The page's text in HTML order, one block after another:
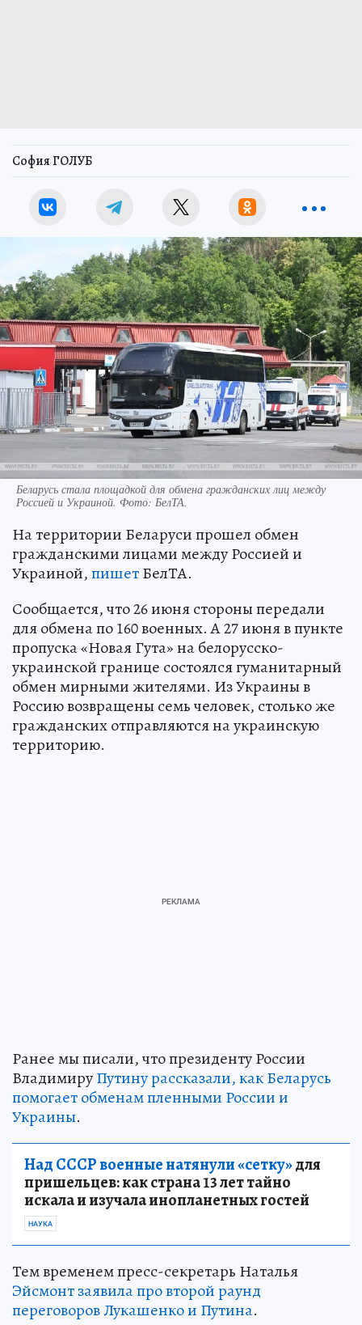
София ГОЛУБ
Беларусь стала площадкой для обмена гражданских лиц между
Россией и Украиной. Фото: БелТА.
На территории Беларуси прошел обмен
гражданскими лицами между Россией и
Украиной,пишетБелТА.
Сообщается, что 26 июня стороны передали
для обмена по 160 военных. А 27 июня в пункте
пропуска «Новая Гута» на белорусско-
украинской границе состоялся гуманитарный
обмен мирными жителями. Из Украины в
Россию возвращены семь человек, столько же
гражданских отправляются на украинскую
территорию.
Ранее мы писали, что президенту России
ВладимируПутину рассказали, как Беларусь
помогает обменам пленными России и
Украины.
Над СССР военные натянули «сетку»для
пришельцев: как страна 13 лет тайно
искала и изучала инопланетных гостей
НАУКА
Тем временем пресс-секретарь Наталья
Эйсмонт заявила про второй раунд
переговоров Лукашенко и Путина.